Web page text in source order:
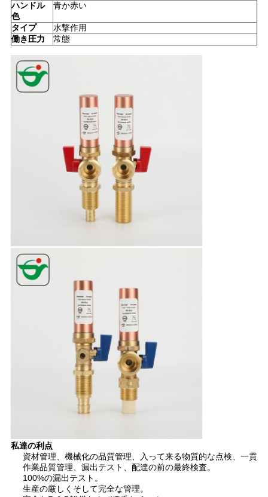
ニ
ュ
ー
ス
し
な
PRIVACY
POLICY
ハンドル
色
青か赤い
タイプ
水撃作用
働き圧力
常態
私達の利点
資材管理、機械化の品質管理、入って来る物質的な点検、一貫
作業品質管理、漏出テスト、配達の前の最終検査。
100%の漏出テスト。
生産の厳しくそして完全な管理。